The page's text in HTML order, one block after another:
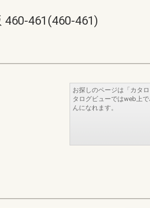
461(460-461)
お探しのページは「カタ
タログビューではweb上
んになれます。